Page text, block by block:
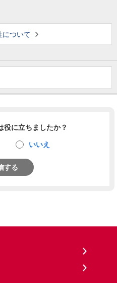
について
役に立ちましたか？
いいえ
する